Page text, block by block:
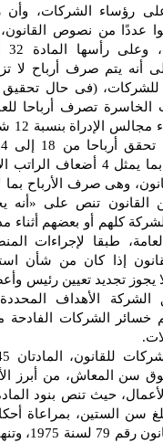
على رؤساء الشركات،
عددًا من نصوص
للشركات، (فى حال تحقيق
الخاسرة تصرف أرباحا
ومنحًا وحوافز سنوية، بما يمثل
أن المادة 5 من القانون تنص على
كلهم أو بعضهم أثناء
طبقا لإجراءات
هذا القانون إذا كان من شأن
يجوز تجديد تعيين رئيس
الشركة الأهداف
خسائر الشركات الفادحة
فوق سن المعاش، من أبرز
سن الستين، بمراعاة
الاجتماعى